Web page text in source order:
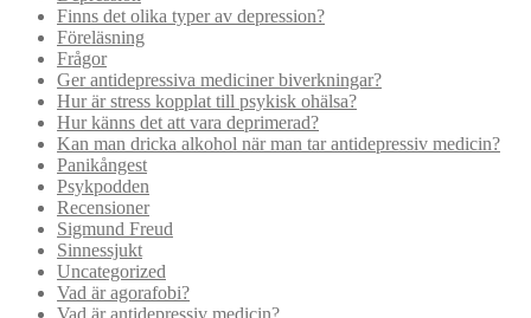
Finns det olika typer av depression?
Föreläsning
Frågor
Ger antidepressiva mediciner biverkningar?
Hur är stress kopplat till psykisk ohälsa?
Hur känns det att vara deprimerad?
Kan man dricka alkohol när man tar antidepressiv medicin?
Panikångest
Psykpodden
Recensioner
Sigmund Freud
Sinnessjukt
Uncategorized
Vad är agorafobi?